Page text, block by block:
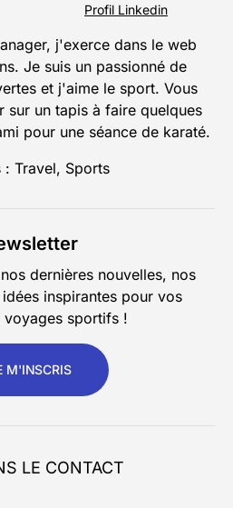
Profil Linkedin
j'exerce dans le web
Je suis un passionné de
et j'aime le sport. Vous
sur un tapis à faire quelques
pour une séance de karaté.
: Travel, Sports
dernières nouvelles, nos
inspirantes pour vos
voyages sportifs !
M'INSCRIS
LE CONTACT